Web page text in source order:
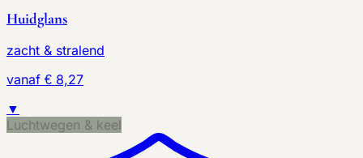
Huidglans
zacht & stralend
vanaf € 8,27
▼
Luchtwegen & keel